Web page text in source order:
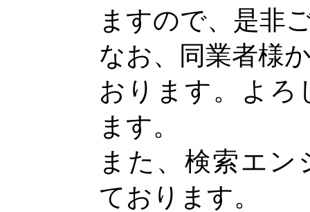
ますので、是非
なお、同業者様
おります。よろ
ます。
また、検索エン
ております。